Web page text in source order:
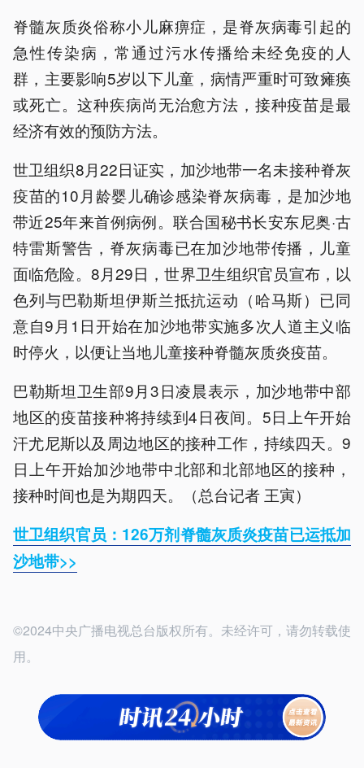
脊髓灰质炎俗称小儿麻痹症，是脊灰病毒引起的
急性传染病，常通过污水传播给未经免疫的人
群，主要影响5岁以下儿童，病情严重时可致瘫痪
或死亡。这种疾病尚无治愈方法，接种疫苗是最
经济有效的预防方法。
世卫组织8月22日证实，加沙地带一名未接种脊灰
疫苗的10月龄婴儿确诊感染脊灰病毒，是加沙地
带近25年来首例病例。联合国秘书长安东尼奥·古
特雷斯警告，脊灰病毒已在加沙地带传播，儿童
面临危险。8月29日，世界卫生组织官员宣布，以
色列与巴勒斯坦伊斯兰抵抗运动（哈马斯）已同
意自9月1日开始在加沙地带实施多次人道主义临
时停火，以便让当地儿童接种脊髓灰质炎疫苗。
巴勒斯坦卫生部9月3日凌晨表示，加沙地带中部
地区的疫苗接种将持续到4日夜间。5日上午开始
汗尤尼斯以及周边地区的接种工作，持续四天。9
日上午开始加沙地带中北部和北部地区的接种，
接种时间也是为期四天。（总台记者 王寅）
世卫组织官员：126万剂脊髓灰质炎疫苗已运抵加
沙地带>>
©2024中央广播电视总台版权所有。未经许可，请勿转载使
用。